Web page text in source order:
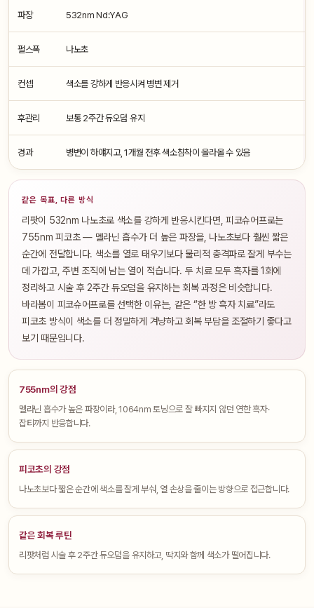
파장 532nm Nd:YAG
펄스폭 나노초
컨셉 색소를 강하게 반응시켜 병변 제거
후관리 보통 2주간 듀오덤 유지
경과 병변이 하얘지고, 1개월 전후 색소침착이 올라올 수 있음
같은 목표, 다른 방식
리팟이 532nm 나노초로 색소를 강하게 반응시킨다면, 피코슈어프로는
755nm 피코초 — 멜라닌 흡수가 더 높은 파장을, 나노초보다 훨씬 짧은
순간에 전달합니다. 색소를 열로 태우기보다 물리적 충격파로 잘게 부수는
데 가깝고, 주변 조직에 남는 열이 적습니다. 두 치료 모두 흑자를 1회에
정리하고 시술 후 2주간 듀오덤을 유지하는 회복 과정은 비슷합니다.
바라봄이 피코슈어프로를 선택한 이유는, 같은 “한 방 흑자 치료”라도
피코초 방식이 색소를 더 정밀하게 겨냥하고 회복 부담을 조절하기 좋다고
보기 때문입니다.
755nm의 강점
멜라닌 흡수가 높은 파장이라, 1064nm 토닝으로 잘 빠지지 않던 연한 흑자·
잡티까지 반응합니다.
피코초의 강점
나노초보다 짧은 순간에 색소를 잘게 부숴, 열 손상을 줄이는 방향으로 접근합니다.
같은 회복 루틴
리팟처럼 시술 후 2주간 듀오덤을 유지하고, 딱지와 함께 색소가 떨어집니다.